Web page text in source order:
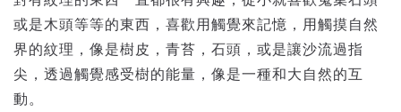
或是木頭等等的東西，喜歡用觸覺來記憶，用觸摸自然
界的紋理，像是樹皮，青苔，石頭，或是讓沙流過指
尖，透過觸覺感受樹的能量，像是一種和大自然的互
動。